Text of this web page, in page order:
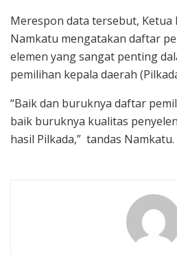
Merespon data tersebut, Ketua
Namkatu mengatakan daftar
elemen yang sangat penting
pemilihan kepala daerah
“Baik dan buruknya daftar
baik buruknya kualitas
hasil Pilkada,” tandas Namkatu.